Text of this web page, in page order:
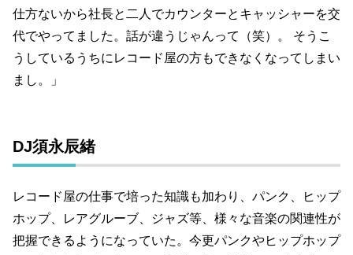
仕方ないから社長と二人でカウンターとキャッシャーを交
代でやってました。話が違うじゃんって（笑）。 そうこ
うしているうちにレコード屋の方もできなくなってしまい
まし。」
DJ須永辰緒
レコード屋の仕事で培った知識も加わり、パンク、ヒップ
ホップ、レアグルーブ、ジャズ等、様々な音楽の関連性が
把握できるようになっていた。今更パンクやヒップホップ